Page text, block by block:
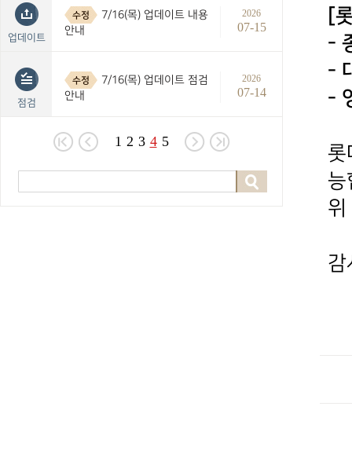
업데이트
수정
7/16(목) 업데이트 내용
안내
2026
07-15
점검
수정
7/16(목) 업데이트 점검
안내
2026
07-14
1 2 3 4 5
[
-
-
-
롯
능
위
감